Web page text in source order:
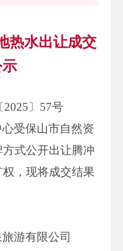
热水出让成交
〕57号
受保山市自然资
式公开出让腾冲
，现将成交结果
游有限公司